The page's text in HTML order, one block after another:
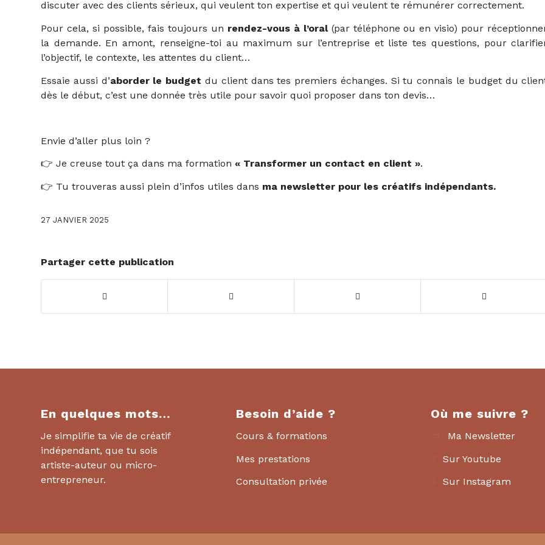
discuter avec des clients sérieux, qui veulent ton expertise et qui veulent te rémunérer correctement.
Pour cela, si possible, fais toujours un rendez-vous à l’oral(par téléphone ou en visio) pour
la demande. En amont, renseigne-toi au maximum sur l’entreprise et liste tes questions, pour
l’objectif, le contexte, les attentes du client…
Essaie aussi d’aborder le budget du client dans tes premiers échanges. Si tu connais le budget du
dès le début, c’est une donnée très utile pour savoir quoi proposer dans ton devis…
Envie d’aller plus loin ?
👉 Je creuse tout ça dans ma formation « Transformer un contact en client ».
👉 Tu trouveras aussi plein d’infos utiles dans ma newsletter pour les créatifs indépendants.
27 JANVIER 2025
Partager cette publication
En quelques mots…
Je simplifie ta vie de créatif
indépendant, que tu sois
artiste-auteur ou micro-
entrepreneur.
Besoin d’aide ?
Cours & formations
Mes prestations
Consultation privée
Où me suivre ?
Ma Newsletter
Sur Youtube
Sur Instagram